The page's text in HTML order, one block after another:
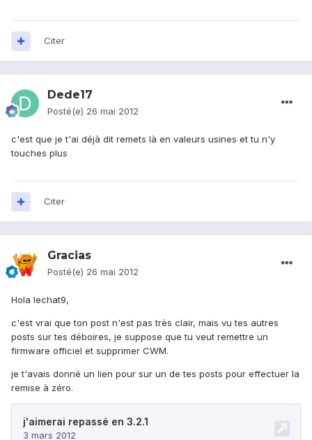
Citer
Dede17
Posté(e) 26 mai 2012
c'est que je t'ai déjà dit remets là en valeurs usines et tu n'y
touches plus
Citer
Gracias
Posté(e) 26 mai 2012
Hola lechat9,
c'est vrai que ton post n'est pas très clair, mais vu tes autres
posts sur tes déboires, je suppose que tu veut remettre un
firmware officiel et supprimer CWM.
je t'avais donné un lien pour sur un de tes posts pour effectuer la
remise à zéro.